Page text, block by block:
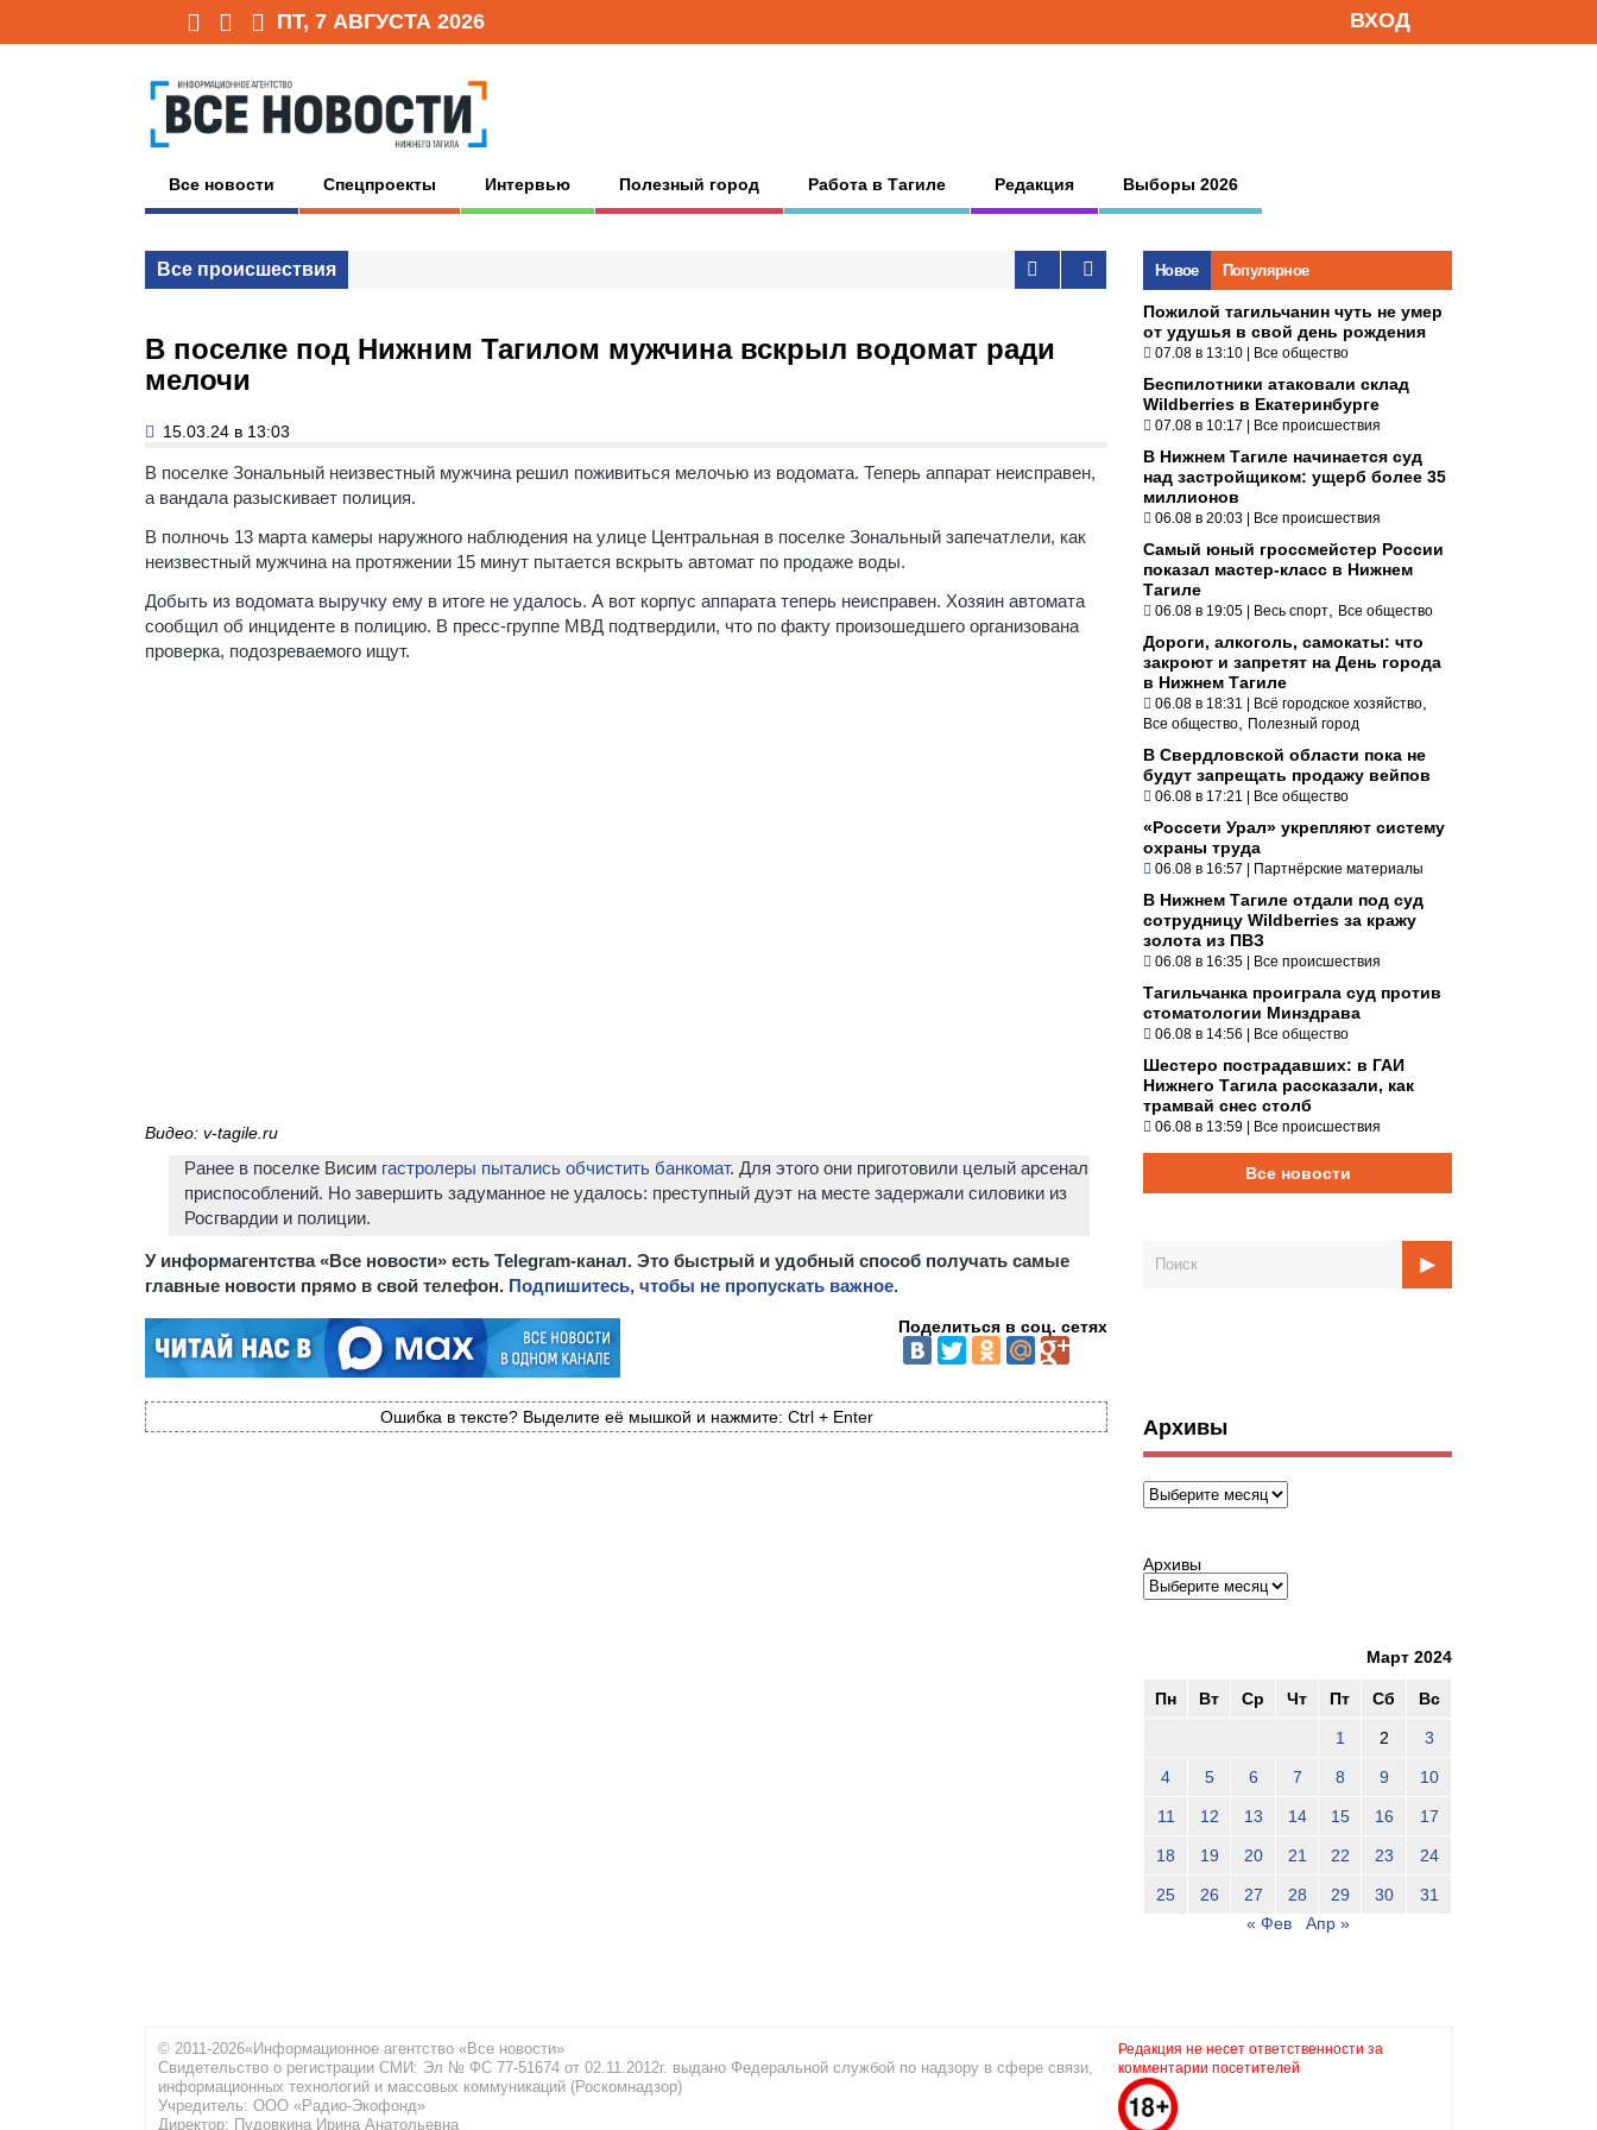
ПТ, 7 АВГУСТА 2026 ВХОД
Все новости Спецпроекты Интервью Полезный город Работа в Тагиле Редакция Выборы 2026
Все происшествия
В поселке под Нижним Тагилом мужчина вскрыл водомат ради
мелочи
15.03.24 в 13:03
В поселке Зональный неизвестный мужчина решил поживиться мелочью из водомата. Теперь аппарат неисправен,
а вандала разыскивает полиция.
В полночь 13 марта камеры наружного наблюдения на улице Центральная в поселке Зональный запечатлели, как
неизвестный мужчина на протяжении 15 минут пытается вскрыть автомат по продаже воды.
Добыть из водомата выручку ему в итоге не удалось. А вот корпус аппарата теперь неисправен. Хозяин автомата
сообщил об инциденте в полицию. В пресс-группе МВД подтвердили, что по факту произошедшего организована
проверка, подозреваемого ищут.
Видео: v-tagile.ru
Ранее в поселке Висим гастролеры пытались обчистить банкомат. Для этого они приготовили целый арсенал
приспособлений. Но завершить задуманное не удалось: преступный дуэт на месте задержали силовики из
Росгвардии и полиции.
У информагентства «Все новости» есть Telegram-канал. Это быстрый и удобный способ получать самые
главные новости прямо в свой телефон. Подпишитесь, чтобы не пропускать важное.
Поделиться в соц. сетях
Ошибка в тексте? Выделите её мышкой и нажмите: Ctrl + Enter
Новое Популярное
Пожилой тагильчанин чуть не умер
от удушья в свой день рождения
07.08 в 13:10 | Все общество
Беспилотники атаковали склад
Wildberries в Екатеринбурге
07.08 в 10:17 | Все происшествия
В Нижнем Тагиле начинается суд
над застройщиком: ущерб более 35
миллионов
06.08 в 20:03 | Все происшествия
Самый юный гроссмейстер России
показал мастер-класс в Нижнем
Тагиле
06.08 в 19:05 | Весь спорт Все общество
Дороги, алкоголь, самокаты: что
закроют и запретят на День города
в Нижнем Тагиле
06.08 в 18:31 | Всё городское хозяйство
Все общество Полезный город
В Свердловской области пока не
будут запрещать продажу вейпов
06.08 в 17:21 | Все общество
«Россети Урал» укрепляют систему
охраны труда
06.08 в 16:57 | Партнёрские материалы
В Нижнем Тагиле отдали под суд
сотрудницу Wildberries за кражу
золота из ПВЗ
06.08 в 16:35 | Все происшествия
Тагильчанка проиграла суд против
стоматологии Минздрава
06.08 в 14:56 | Все общество
Шестеро пострадавших: в ГАИ
Нижнего Тагила рассказали, как
трамвай снес столб
06.08 в 13:59 | Все происшествия
Все новости
Архивы
Архивы
Архивы
Март 2024
Пн Вт Ср Чт Пт Сб Вс
1 2 3
4 5 6 7 8 9 10
11 12 13 14 15 16 17
18 19 20 21 22 23 24
25 26 27 28 29 30
31
« Фев
Апр »
© 2011-2026«Информационное агентство «Все новости»
Свидетельство о регистрации СМИ: Эл № ФС 77-51674 от 02.11.2012г. выдано Федеральной службой по надзору в сфере связи,
информационных технологий и массовых коммуникаций (Роскомнадзор)
Учредитель: ООО «Радио-Экофонд»
Директор: Пудовкина Ирина Анатольевна
Редакция не несет ответственности за
комментарии посетителей